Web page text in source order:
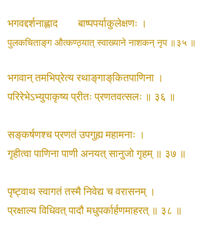
भगवद्दर्शनाह्लाद बाष्पपर्याकुलेक्षणः ।
पुलकचिताङ्‌ग औत्कण्ठ्यात् स्वाख्याने नाशकन् नृप ॥३५ ॥
भगवान् तमभिप्रेत्य रथाङ्‌गाङ्‌कितपाणिना ।
परिरेभेऽभ्युपाकृष्य प्रीतः प्रणतवत्सलः ॥ ३६ ॥
सङ्‌कर्षणश्च प्रणतं उपगुह्य महामनाः ।
गृहीत्वा पाणिना पाणी अनयत् सानुजो गृहम् ॥ ३७ ॥
पृष्ट्वाथ स्वागतं तस्मै निवेद्य च वरासनम् ।
प्रक्षाल्य विधिवत् पादौ मधुपर्कार्हणमाहरत् ॥ ३८ ॥